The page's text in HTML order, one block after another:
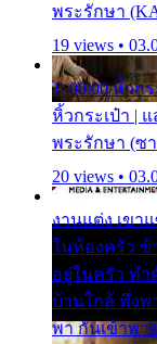
พระรักษา
19 views •
1. 00:00 หิ้วก
หิ้วกระเป๋า |
พระรักษา (ซ
20 views •
งานแต่ง เขา
ในห้องครัว ข้
อยู่ในครัว ทำ
บ้านใกล้ พึ่งพ
พา กันเข้าพา